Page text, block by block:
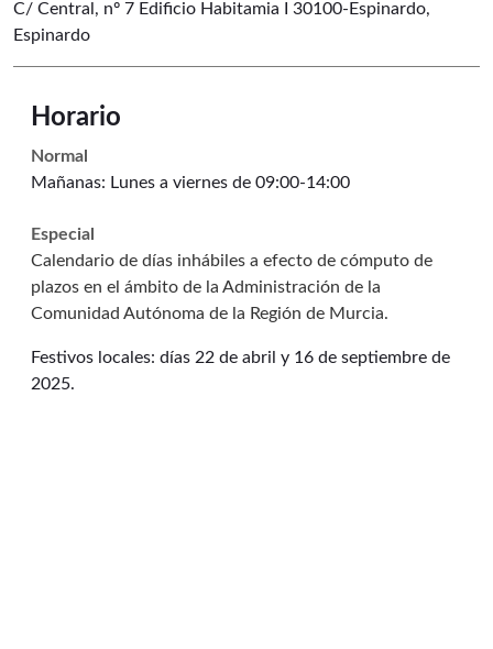
C/ Central, nº 7 Edificio Habitamia I 30100-Espinardo,
Espinardo
Horario
Normal
Mañanas: Lunes a viernes de 09:00-14:00
Especial
Calendario de días inhábiles a efecto de cómputo de
plazos en el ámbito de la Administración de la
Comunidad Autónoma de la Región de Murcia.
Festivos locales: días 22 de abril y 16 de septiembre de
2025.